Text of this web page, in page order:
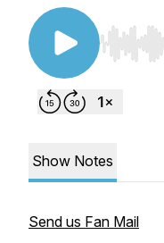
Use Left/
Show Notes
Send us Fan Mail